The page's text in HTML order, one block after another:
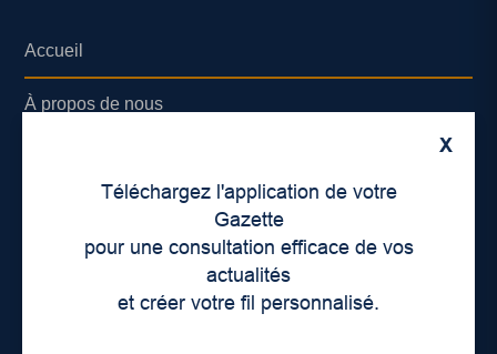
X
Téléchargez l'application de votre
Gazette
pour une consultation efficace de vos
actualités
et créer votre fil personnalisé.
Accueil
À propos de nous
Lieux de distribution